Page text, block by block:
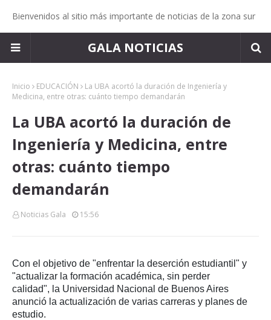
Bienvenidos al sitio más importante de noticias de la zona sur
GALA NOTICIAS
Inicio EDUCACIÓN
La UBA acortó la duración de Ingeniería y
Medicina, entre otras: cuánto tiempo demandarán
La UBA acortó la duración de
Ingeniería y Medicina, entre
otras: cuánto tiempo
demandarán
Noticias Gala 15:56
Con el objetivo de "enfrentar la deserción estudiantil" y
"actualizar la formación académica, sin perder
calidad", la Universidad Nacional de Buenos Aires
anunció la actualización de varias carreras y planes de
estudio.